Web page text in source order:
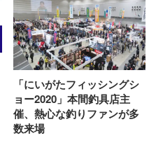
「にいがたフィッシングシ
ョー2020」本間釣具店主
催、熱心な釣りファンが多
数来場